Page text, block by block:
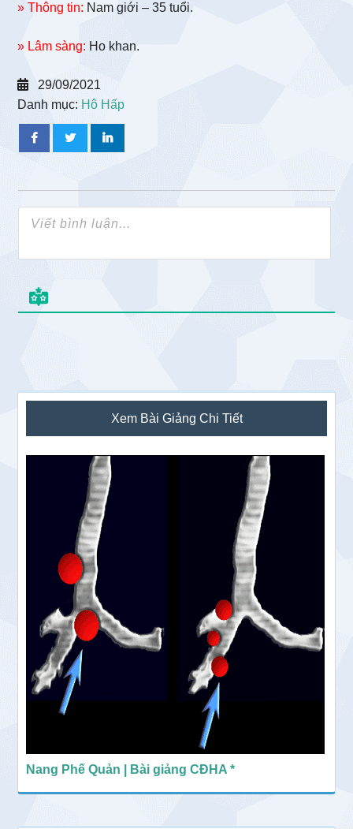
» Thông tin: Nam giới – 35 tuổi.
» Lâm sàng: Ho khan.
29/09/2021
Danh mục: Hô Hấp
Sidebar
chính
Xem Bài Giảng Chi Tiết
Nang Phế Quản | Bài giảng CĐHA *